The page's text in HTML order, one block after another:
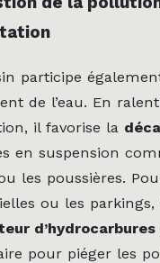
participe
de l’eau. En
il favorise la
en suspension
les poussières.
ou les parkings,
d’hydrocarbures
pour piéger les